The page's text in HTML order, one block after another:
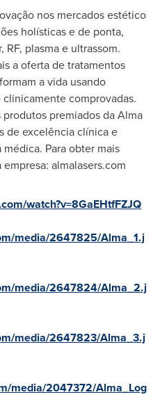
nos mercados estético
holísticas e de ponta,
plasma e ultrassom.
a oferta de tratamentos
a vida usando
comprovadas.
produtos premiados da Alma
de excelência clínica e
Para obter mais
almalasers.com
watch?v=8GaEHtfFZJQ
media/2647825/Alma_1.j
media/2647824/Alma_2.j
media/2647823/Alma_3.j
media/2047372/Alma_Log